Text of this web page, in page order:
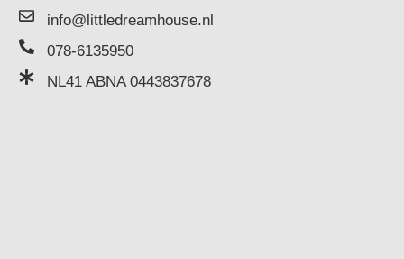
info@littledreamhouse.nl
078-6135950
NL41 ABNA 0443837678